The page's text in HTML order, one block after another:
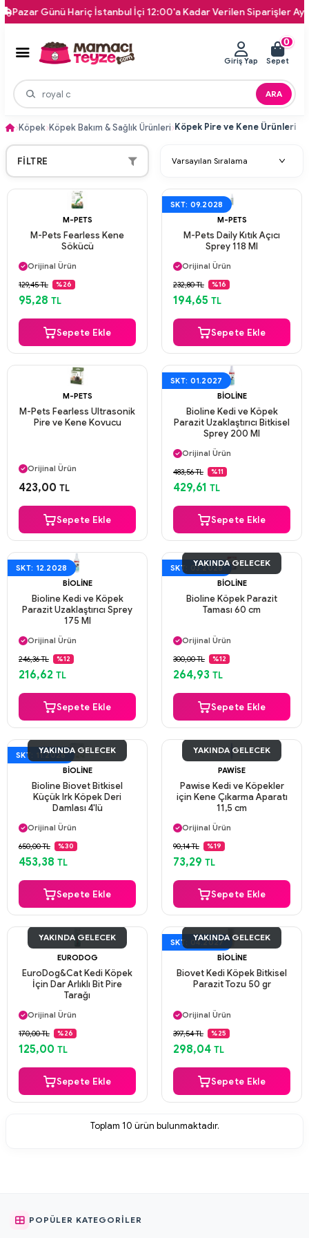
Günü Hariç İstanbul İçi 12:00'a Kadar Verilen Siparişler Aynı
ARA
Giriş Yap
0
Sepet
Köpek Köpek Bakım & Sağlık Ürünleri Köpek Pire ve Kene Ürünleri
FILTRE
M-PETS
M-Pets Fearless Kene
Sökücü
Aynı Gün Kargo
Orijinal Ürün
Güvenli Ödeme
Aynı Gün Kargo
129,45 TL %26
95,28 TL
Sepete Ekle
SKT: 09.2028
M-PETS
M-Pets Daily Kıtık Açıcı
Sprey 118 Ml
Aynı Gün Kargo
Orijinal Ürün
Güvenli Ödeme
Aynı Gün Kargo
232,80 TL %16
194,65 TL
Sepete Ekle
M-PETS
M-Pets Fearless Ultrasonik
Pire ve Kene Kovucu
Orijinal Ürün
Güvenli Ödeme
423,00 TL
Sepete Ekle
SKT: 01.2027
BIOLINE
Bioline Kedi ve Köpek
Parazit Uzaklaştırıcı Bitkisel
Sprey 200 Ml
Aynı Gün Kargo
Orijinal Ürün
Güvenli Ödeme
Aynı Gün Kargo
483,56 TL %11
429,61 TL
Sepete Ekle
SKT: 12.2028
BIOLINE
Bioline Kedi ve Köpek
Parazit Uzaklaştırıcı Sprey
175 Ml
Aynı Gün Kargo
Orijinal Ürün
Güvenli Ödeme
Aynı Gün Kargo
246,36 TL %12
216,62 TL
Sepete Ekle
SKT: 03.2028
YAKINDA GELECEK
BIOLINE
Bioline Köpek Parazit
Taması 60 cm
Orijinal Ürün
Güvenli Ödeme
Aynı Gün Kargo
300,00 TL %12
264,93 TL
Sepete Ekle
SKT: 11.2026
YAKINDA GELECEK
BIOLINE
Bioline Biovet Bitkisel
Küçük Irk Köpek Deri
Damlası 4'lü
Aynı Gün Kargo
Orijinal Ürün
Güvenli Ödeme
Aynı Gün Kargo
650,00 TL %30
453,38 TL
Sepete Ekle
YAKINDA GELECEK
PAWISE
Pawise Kedi ve Köpekler
için Kene Çıkarma Aparatı
11,5 cm
Aynı Gün Kargo
Orijinal Ürün
Güvenli Ödeme
Aynı Gün Kargo
90,14 TL %19
73,29 TL
Sepete Ekle
YAKINDA GELECEK
EURODOG
EuroDog&Cat Kedi Köpek
İçin Dar Arlıklı Bit Pire
Tarağı
Aynı Gün Kargo
Orijinal Ürün
Güvenli Ödeme
Aynı Gün Kargo
170,00 TL %26
125,00 TL
Sepete Ekle
SKT: 04.2027
YAKINDA GELECEK
BIOLINE
Biovet Kedi Köpek Bitkisel
Parazit Tozu 50 gr
Orijinal Ürün
Güvenli Ödeme
Aynı Gün Kargo
397,54 TL %25
298,04 TL
Sepete Ekle
Toplam 10 ürün bulunmaktadır.
POPÜLER KATEGORILER